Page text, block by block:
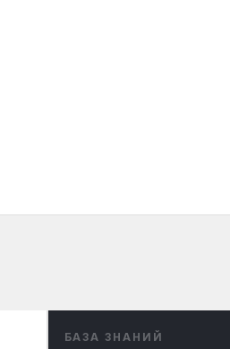
БАЗА ЗНАНИЙ